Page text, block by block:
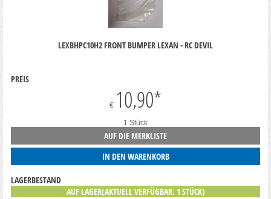
LEXBHPC10H2 FRONT BUMPER LEXAN - RC DEVIL
PREIS
€ 10,90*
1 Stück
AUF DIE MERKLISTE
IN DEN WARENKORB
LAGERBESTAND
AUF LAGER(AKTUELL VERFÜGBAR: 1 STÜCK)